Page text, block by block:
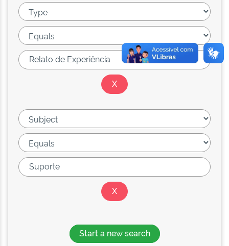
Start a new search